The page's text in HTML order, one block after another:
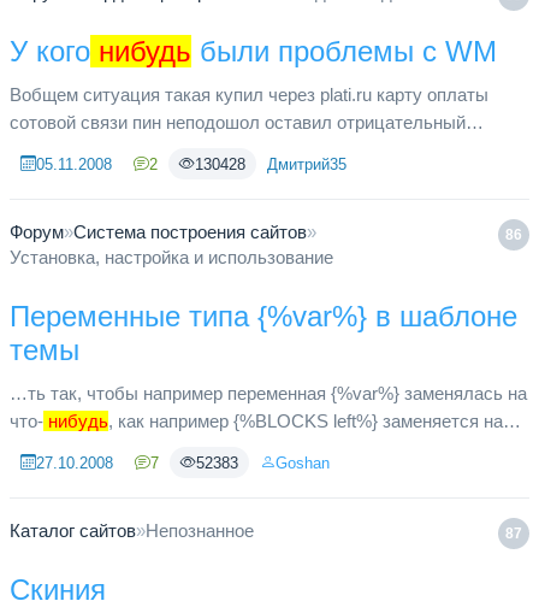
У кого нибудь были проблемы с WM
Вобщем ситуация такая купил через plati.ru карту оплаты
сотовой связи пин неподошол оставил отрицательный
через пару минут ...
05.11.2008 2 130428 Дмитрий35
86
Форум»Система построения сайтов»
Установка, настройка и использование
Переменные типа {%var%} в шаблоне
темы
…ть так, чтобы например переменная {%var%} заменялась на
что- нибудь, как например {%BLOCKS left%} заменяется на
понял ^^ ...
27.10.2008 7 52383 Goshan
87
Каталог сайтов»Непознанное
Скиния